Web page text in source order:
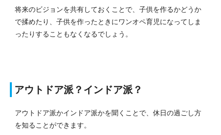
将来のビジョンを共有しておくことで、子供を作るかどうか
で揉めたり、子供を作ったときにワンオペ育児になってしま
ったりすることもなくなるでしょう。
アウトドア派？インドア派？
アウトドア派かインドア派かを聞くことで、休日の過ごし方
を知ることができます。